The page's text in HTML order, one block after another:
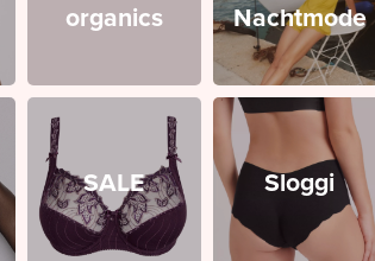
organics
Nachtmode
SALE Sloggi